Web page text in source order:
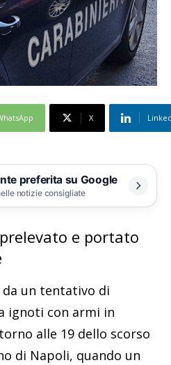
X
preferita su Google
notizie consigliate
e portato
da un tentativo di
ignoti con armi in
alle 19 dello scorso
di Napoli, quando un